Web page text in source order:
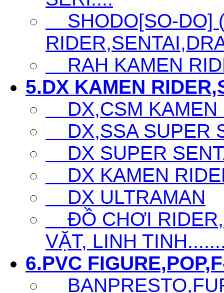
SHODO[SO-DO]
RAH KAMEN
5.DX KAMEN
DX,CSM KAMEN
DX,SSA SUPER
DX SUPER
DX KAMEN
DX ULTRAMAN
ĐỒ CHƠI
VẶT, LINH
6.PVC